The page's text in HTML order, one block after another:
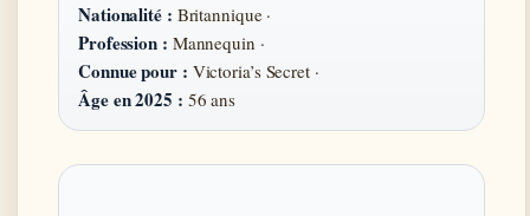
Nationalité : Britannique ·
Profession : Mannequin ·
Connue pour : Victoria’s Secret ·
Âge en 2025 : 56 ans